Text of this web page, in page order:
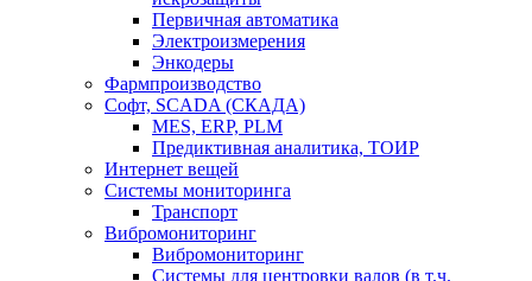
Первичная автоматика
Электроизмерения
Энкодеры
Фармпроизводство
Софт, SCADA (СКАДА)
MES, ERP, PLM
Предиктивная аналитика, ТОИР
Интернет вещей
Системы мониторинга
Транспорт
Вибромониторинг
Вибромониторинг
Системы для центровки валов (в т.ч.